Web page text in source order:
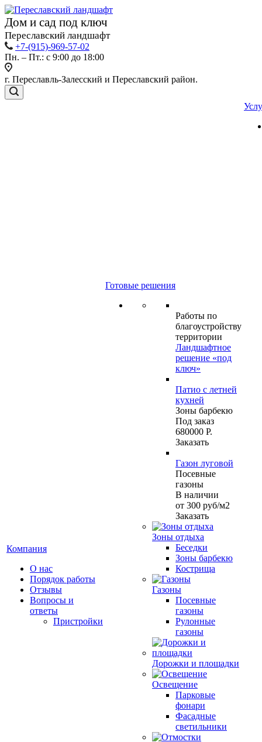
Дом и сад под ключ
Переславский ландшафт
+7-(915)-969-57-02
Пн. – Пт.: с 9:00 до 18:00
г. Переславль-Залесский и Переславский район.
Компания
О нас
Порядок работы
Отзывы
Вопросы и
ответы
Пристройки
Готовые решения
Работы по
благоустройству
территории
Ландшафтное
решение «под
ключ»
Патио с летней
кухней
Зоны барбекю
Под заказ
680000 Р.
Заказать
Газон луговой
Посевные
газоны
В наличии
от 300 руб/м2
Заказать
Зоны отдыха
Беседки
Зоны барбекю
Кострища
Газоны
Посевные
газоны
Рулонные
газоны
Дорожки и площадки
Освещение
Парковые
фонари
Фасадные
светильники